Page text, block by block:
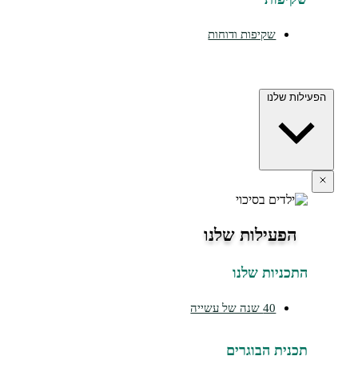
שקיפות ודוחות
שלנו
שלנו
הבוגרים